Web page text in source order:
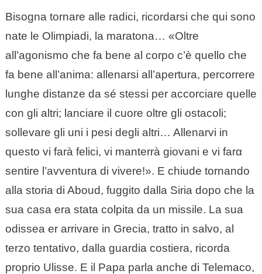
Bisogna tornare alle radici, ricordarsi che qui sono
nate le Olimpiadi, la maratona… «Oltre
all’agonismo che fa bene al corpo c’è quello che
fa bene all’anima: allenarsi all’apertura, percorrere
lunghe distanze da sé stessi per accorciare quelle
con gli altri; lanciare il cuore oltre gli ostacoli;
sollevare gli uni i pesi degli altri… Allenarvi in
questo vi farà felici, vi manterrà giovani e vi farα
sentire l’avventura di vivere!». E chiude tornando
alla storia di Aboud, fuggito dalla Siria dopo che la
sua casa era stata colpita da un missile. La sua
odissea er arrivare in Grecia, tratto in salvo, al
terzo tentativo, dalla guardia costiera, ricorda
proprio Ulisse. E il Papa parla anche di Telemaco,